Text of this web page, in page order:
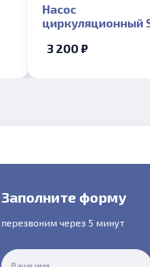
Насос
циркуляционный
3 200 ₽
Заполните форму
перезвоним через 5 минут